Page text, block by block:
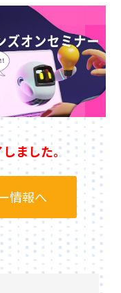
ました。
情報へ